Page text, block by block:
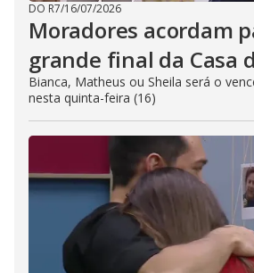
DO R7/16/07/2026
Moradores acordam
grande final da Casa
Bianca, Matheus ou Sheila será o
nesta quinta-feira (16)